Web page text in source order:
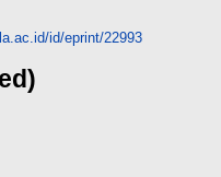
id/eprint/22993